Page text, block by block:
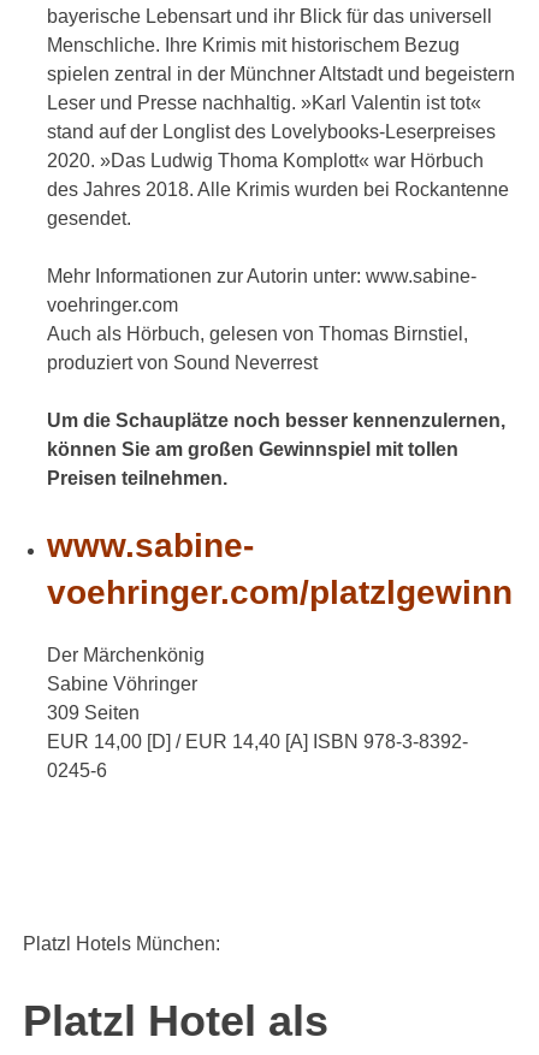
bayerische Lebensart und ihr Blick für das universell
Menschliche. Ihre Krimis mit historischem Bezug
spielen zentral in der Münchner Altstadt und begeistern
Leser und Presse nachhaltig. »Karl Valentin ist tot«
stand auf der Longlist des Lovelybooks-Leserpreises
2020. »Das Ludwig Thoma Komplott« war Hörbuch
des Jahres 2018. Alle Krimis wurden bei Rockantenne
gesendet.
Mehr Informationen zur Autorin unter: www.sabine-
voehringer.com
Auch als Hörbuch, gelesen von Thomas Birnstiel,
produziert von Sound Neverrest
Um die Schauplätze noch besser kennenzulernen,
können Sie am großen Gewinnspiel mit tollen
Preisen teilnehmen.
www.sabine-
voehringer.com/platzlgewinn
Der Märchenkönig
Sabine Vöhringer
309 Seiten
EUR 14,00 [D] / EUR 14,40 [A] ISBN 978-3-8392-
0245-6
Platzl Hotels München:
Platzl Hotel als